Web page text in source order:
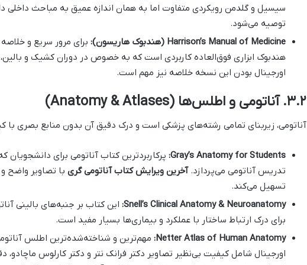
سیسیل و گلدمن رویکردی متفاوت اما به همان اندازه عمیق به مباحث داخلی
توصیه می‌شود.
Harrison’s Manual of Medicine (هندبوک هاریسون):
برای مرور سریع و
هندبوک ابزاری فوق‌العاده کاربردی است که به خصوص در دوران کشیک و
اورجینال بودن این نسخه خلاصه نیز مهم است.
۳.۲. آناتومی و اطلس‌ها (Anatomy & Atlases)
آناتومی، زیربنای تمامی رشته‌های پزشکی است و درک دقیق آن بدون منابع بصری با
Gray’s Anatomy for Students: پرکاربردترین کتاب آناتومی برای دانشجویان
تدریس آناتومی می‌پردازد.آخرین ویرایش کتاب آناتومی گری با تصاویر واضح
تسهیل می‌کند.
Snell’s Clinical Anatomy & Neuroanatomy: این کتاب بر جنبه‌های بالینی
برای درک ارتباط ساختار با عملکرد و بیماری‌ها بسیار مفید است.
Netter Atlas of Human Anatomy: مهم‌ترین و شناخته‌شده‌ترین اطلس
اورجینال شامل کیفیت بی‌نظیر تصاویر دکتر فرانک نتر و دکتر کارلوس